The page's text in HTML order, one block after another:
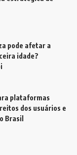
pode afetar a
idade?
plataformas
dos usuários e
Brasil